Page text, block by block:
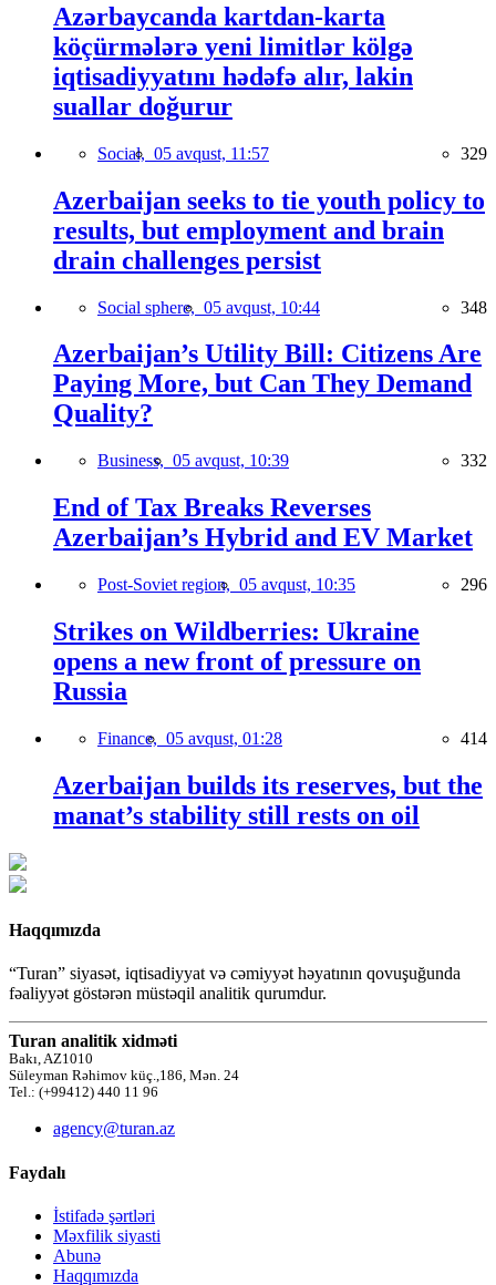
Azərbaycanda kartdan-karta
köçürmələrə yeni limitlər kölgə
iqtisadiyyatını hədəfə alır, lakin
suallar doğurur
Social, 05 avqust, 11:57 329
Azerbaijan seeks to tie youth policy to
results, but employment and brain
drain challenges persist
Social sphere, 05 avqust, 10:44 348
Azerbaijan’s Utility Bill: Citizens Are
Paying More, but Can They Demand
Quality?
Business, 05 avqust, 10:39 332
End of Tax Breaks Reverses
Azerbaijan’s Hybrid and EV Market
Post-Soviet region, 05 avqust, 10:35 296
Strikes on Wildberries: Ukraine
opens a new front of pressure on
Russia
Finance, 05 avqust, 01:28 414
Azerbaijan builds its reserves, but the
manat’s stability still rests on oil
Haqqımızda
“Turan” siyasət, iqtisadiyyat və cəmiyyət həyatının qovuşuğunda
fəaliyyət göstərən müstəqil analitik qurumdur.
Turan analitik xidməti
Bakı, AZ1010
Süleyman Rəhimov küç.,186, Mən. 24
Tel.: (+99412) 440 11 96
agency@turan.az
Faydalı
İstifadə şərtləri
Məxfilik siyasti
Abunə
Haqqımızda